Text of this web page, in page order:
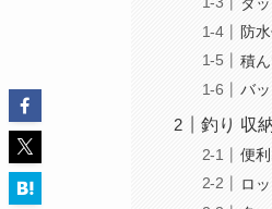
防
積
バ
釣り 収
便
ロ